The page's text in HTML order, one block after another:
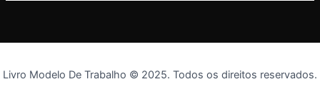
Livro Modelo De Trabalho © 2025. Todos os direitos reservados.